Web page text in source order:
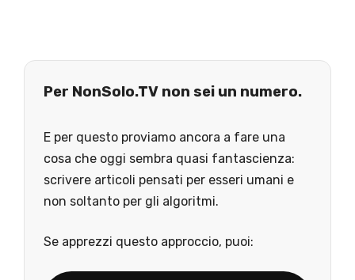
Per NonSolo.TV non sei un numero.
E per questo proviamo ancora a fare una
cosa che oggi sembra quasi fantascienza:
scrivere articoli pensati per esseri umani e
non soltanto per gli algoritmi.
Se apprezzi questo approccio, puoi: